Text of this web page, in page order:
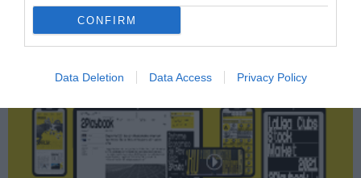
CONFIRM
Data Deletion Data Access Privacy Policy